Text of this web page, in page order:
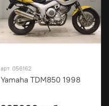
арт. 056162
Yamaha TDM850 1998